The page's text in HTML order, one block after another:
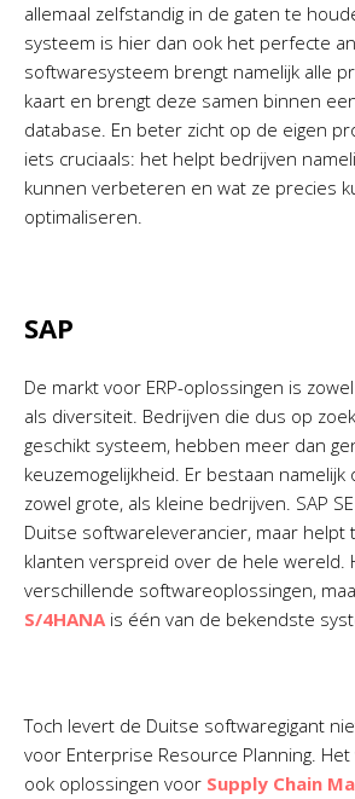
allemaal zelfstandig in de gaten te
systeem is hier dan ook het perfecte
softwaresysteem brengt namelijk alle
kaart en brengt deze samen binnen
database. En beter zicht op de eigen
iets cruciaals: het helpt bedrijven
kunnen verbeteren en wat ze precies
optimaliseren.
SAP
De markt voor ERP-oplossingen is
als diversiteit. Bedrijven die dus op
geschikt systeem, hebben meer dan
keuzemogelijkheid. Er bestaan
zowel grote, als kleine bedrijven. SAP
Duitse softwareleverancier, maar helpt
klanten verspreid over de hele wereld.
verschillende softwareoplossingen,
S/4HANA is één van de bekendste
Toch levert de Duitse softwaregigant
voor Enterprise Resource Planning.
ook oplossingen voor Supply Chain